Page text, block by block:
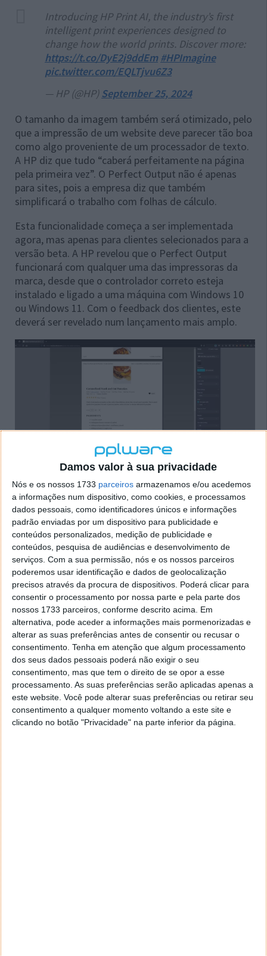
Damos valor à sua privacidade
Nós e os nossos 1733 parceiros armazenamos e/ou acedemos
a informações num dispositivo, como cookies, e processamos
dados pessoais, como identificadores únicos e informações
padrão enviadas por um dispositivo para publicidade e
conteúdos personalizados, medição de publicidade e
conteúdos, pesquisa de audiências e desenvolvimento de
serviços. Com a sua permissão, nós e os nossos parceiros
poderemos usar identificação e dados de geolocalização
precisos através da procura de dispositivos. Poderá clicar para
consentir o processamento por nossa parte e pela parte dos
nossos 1733 parceiros, conforme descrito acima. Em
alternativa, pode aceder a informações mais pormenorizadas e
alterar as suas preferências antes de consentir ou recusar o
consentimento. Tenha em atenção que algum processamento
dos seus dados pessoais poderá não exigir o seu
consentimento, mas que tem o direito de se opor a esse
processamento. As suas preferências serão aplicadas apenas a
este website. Você pode alterar suas preferências ou retirar seu
consentimento a qualquer momento voltando a este site e
clicando no botão "Privacidade" na parte inferior da página.
Introducing HP Print AI, the industry’s first
intelligent print experiences designed to
change how the world prints. Discover more:
https://t.co/DyE2j9ddEm #HPImagine
pic.twitter.com/EQLTjvu6Z3
— HP (@HP) September 25, 2024
O tamanho da imagem também será otimizado, pelo
que a impressão de um website deve parecer tão boa
como algo proveniente de um processador de texto.
A HP diz que tudo “caberá perfeitamente na página
pela primeira vez”. O Perfect Output não é apenas
para sites, pois a empresa diz que também
simplificará o trabalho com folhas de cálculo.
Esta funcionalidade começa a ser implementada
agora, mas apenas para clientes selecionados para a
versão beta. A HP revelou que o Perfect Output
funcionará com qualquer uma das impressoras da
marca, desde que o controlador correto esteja
instalado e ligado a uma máquina com Windows 10
ou Windows 11. Com o feedback dos clientes, este
deverá ser revelado num lançamento mais amplo.
anterior próxima
O HP Print AI também utilizará inteligência artificial
para personalizar o suporte para cada utilizador, com
a empresa a afirmar que a sua “tecnologia
inteligente antecipa” as necessidades dos
consumidores. A HP diz que isto será especialmente
útil quando se trata de configuração e para lembrar
as preferências do utilizador.
Existe também um chatbot que permite consultas
baseadas na linguagem, que funciona a partir de um
LLM proprietário a que a empresa chama “modelo de
linguagem de impressão”. Portanto, é tecnicamente
um PLM. Por enquanto, estas ferramentas estão
ligadas ao software do controlador. A HP diz que
terão destaque numa próxima atualização de
aplicações agendada para o próximo ano.